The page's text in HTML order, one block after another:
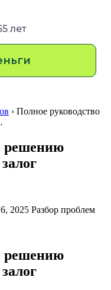
лет
› Полное руководство
решению
2025 Разбор проблем
решению